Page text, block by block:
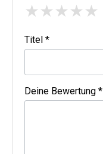
★★★★★
Titel *
Deine Bewertung *